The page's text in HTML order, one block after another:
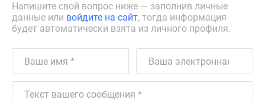
Напишите свой вопрос ниже — заполнив личные
данные или войдите на сайт, тогда информация
будет автоматически взята из личного профиля.